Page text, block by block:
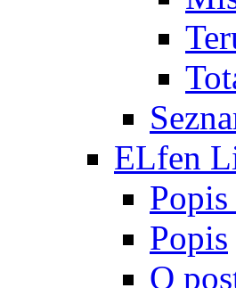
ELfen
Popis
Popis
O